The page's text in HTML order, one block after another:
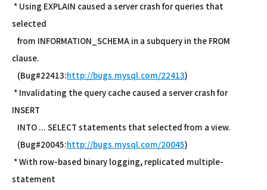
* Using EXPLAIN caused a server crash for queries that
selected
from INFORMATION_SCHEMA in a subquery in the FROM
clause.
(Bug#22413:http://bugs.mysql.com/22413)
* Invalidating the query cache caused a server crash for
INSERT
INTO ... SELECT statements that selected from a view.
(Bug#20045:http://bugs.mysql.com/20045)
* With row-based binary logging, replicated multiple-
statement